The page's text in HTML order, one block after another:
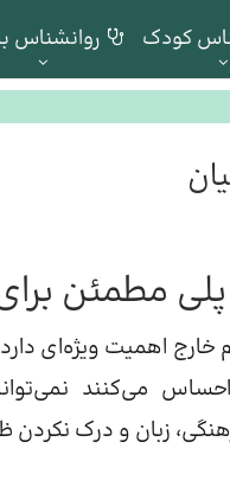
کودک روانشناس
مطمئن
خارج اهمیت ویژه‌ای
می‌کنند
زبان و درک نکردن